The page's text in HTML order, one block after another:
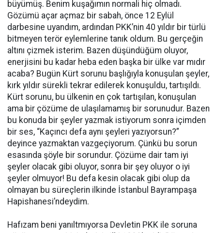
büyümüş. Benim kuşağımın normali hiç olmadı.
Gözümü açar açmaz bir sabah, önce 12 Eylül
darbesine uyandım, ardından PKK’nin 40 yıldır bir türlü
bitmeyen terör eylemlerine tanık oldum. Bu gerçeğin
altını çizmek isterim. Bazen düşündüğüm oluyor,
enerjisini bu kadar heba eden başka bir ülke var mıdır
acaba? Bugün Kürt sorunu başlığıyla konuşulan şeyler,
kırk yıldır sürekli tekrar edilerek konuşuldu, tartışıldı.
Kürt sorunu, bu ülkenin en çok tartışılan, konuşulan
ama bir çözüme de ulaşılamamış bir sorunudur. Bazen
bu konuda bir şeyler yazmak istiyorum sonra içimden
bir ses, “Kaçıncı defa aynı şeyleri yazıyorsun?”
deyince yazmaktan vazgeçiyorum. Çünkü bu sorun
esasında şöyle bir sorundur. Çözüme dair tam iyi
şeyler olacak gibi oluyor, sonra bir şey oluyor o iyi
şeyler olmuyor! Bu defa kesin olacak gibi olup da
olmayan bu süreçlerin ilkinde İstanbul Bayrampaşa
Hapishanesi’ndeydim.
Hafızam beni yanıltmıyorsa Devletin PKK ile soruna